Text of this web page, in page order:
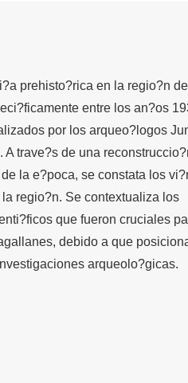
prehisto?rica en la regio?n de
entre los an?os
por los arqueo?logos
trave?s de una
la e?poca, se constata los
regio?n. Se contextualiza los
que fueron cruciales
debido a que
arqueolo?gicas.